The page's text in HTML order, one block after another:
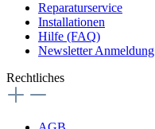
Reparaturservice
Installationen
Hilfe (FAQ)
Newsletter Anmeldung
Rechtliches